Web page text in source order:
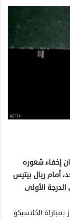
إخفاء شعوره
أمام ريال بيتيس
الأولى
الكلاسيكو